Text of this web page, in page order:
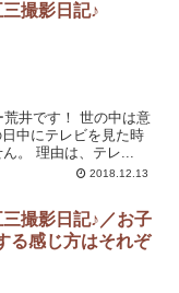
撮影日記♪
井です！ 世の中は意
中にテレビを見た時
。 理由は、テレ...
2018.12.13
撮影日記♪／お子
る感じ方はそれぞ